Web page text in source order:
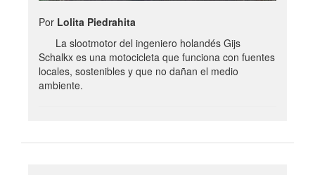
Por Lolita Piedrahita
La slootmotor del ingeniero holandés Gijs
Schalkx es una motocicleta que funciona con fuentes
locales, sostenibles y que no dañan el medio
ambiente.